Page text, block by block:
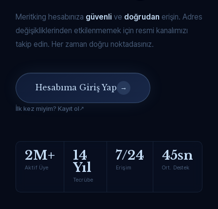
Meritking hesabınıza güvenli ve doğrudan erişin. Adres
değişikliklerinden etkilenmemek için resmi kanalımızı
takip edin. Her zaman doğru noktadasınız.
Hesabıma Giriş Yap →
İlk kez miyim? Kayıt ol
2M+
Aktif Üye
14
Yıl
Tecrübe
7/24
Erişim
45sn
Ort. Destek